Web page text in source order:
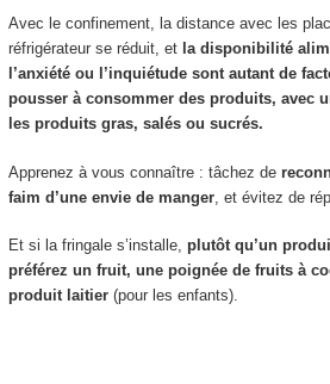
Avec le confinement, la distance avec les
réfrigérateur se réduit, et la disponibilité
l’anxiété ou l’inquiétude sont autant de
pousser à consommer des produits, avec
les produits gras, salés ou sucrés.
Apprenez à vous connaître : tâchez de
faim d’une envie de manger, et évitez de
Et si la fringale s’installe, plutôt qu’un
préférez un fruit, une poignée de fruits à
produit laitier (pour les enfants).